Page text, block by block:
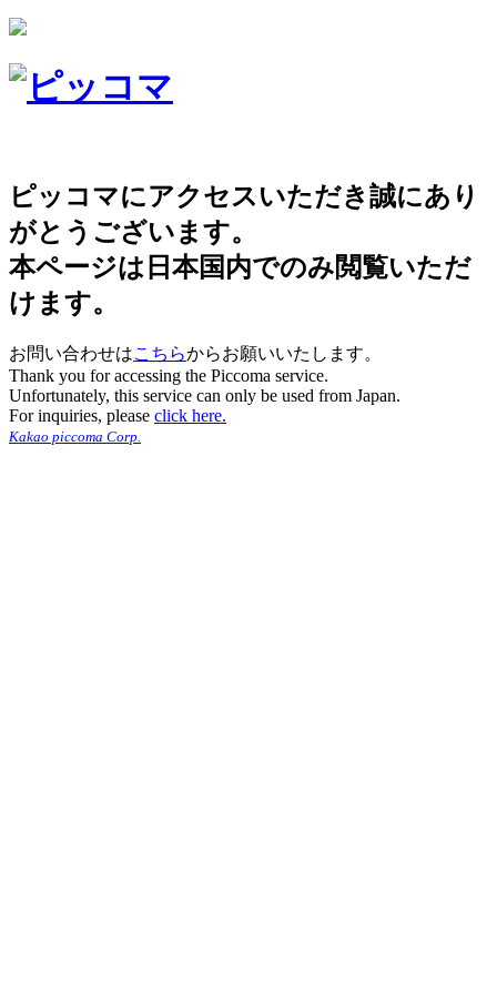
ピッコマにアクセスいただき誠にあり
がとうございます。
本ページは日本国内でのみ閲覧いただ
けます。
お問い合わせはこちらからお願いいたします。
Thank you for accessing the Piccoma service.
Unfortunately, this service can only be used from Japan.
For inquiries, please click here.
Kakao piccoma Corp.